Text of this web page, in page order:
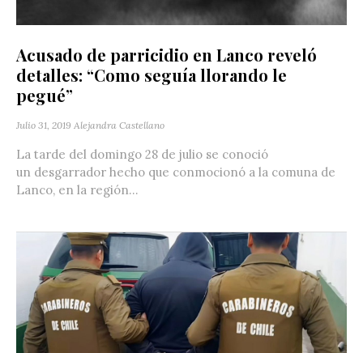
Acusado de parricidio en Lanco reveló
detalles: “Como seguía llorando le
pegué”
Julio 31, 2019 Alejandra Castellano
La tarde del domingo 28 de julio se conoció
un desgarrador hecho que conmocionó a la comuna de
Lanco, en la región...